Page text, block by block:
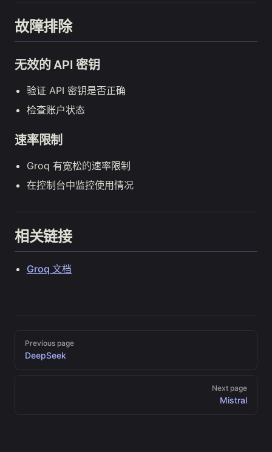
故障排除
无效的 API 密钥
验证 API 密钥是否正确
检查账户状态
速率限制
Groq 有宽松的速率限制
在控制台中监控使用情况
相关链接
Groq 文档
Pager
Previous page
DeepSeek
Next page
Mistral